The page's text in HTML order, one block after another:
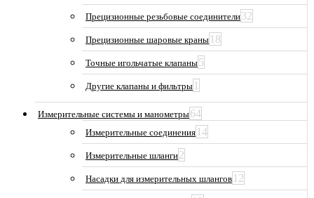
Прецизионные резьбовые соединители32
Прецизионные шаровые краны 18
Точные игольчатые клапаны5
Другие клапаны и фильтры 1
Измерительные системы и манометры64
Измерительные соединения 14
Измерительные шланги2
Насадки для измерительных шлангов 12